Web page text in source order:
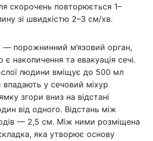
скорочень повторюється 1–
зі швидкістю 2–3 см/хв.
— порожнинний м’язовий орган,
є накопичення та евакуація сечі.
людини вміщує до 500 мл
впадають у сечовий міхур
згори вниз на відстані
від одного. Відстань між
— 2,5 см. Між ними розміщена
яка утворює основу